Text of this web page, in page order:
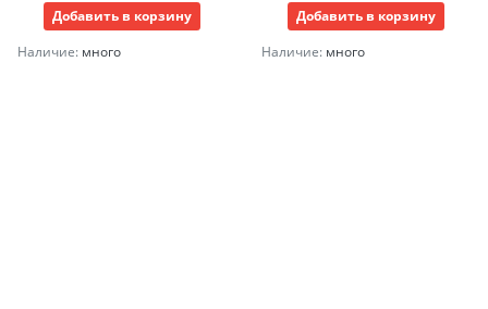
Добавить в корзину
Наличие: много
Добавить в корзину
Наличие: много